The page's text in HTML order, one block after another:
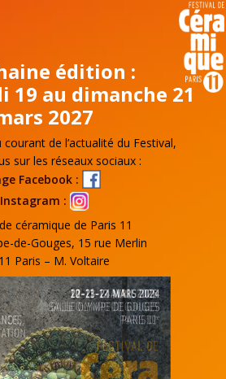
édition :
19 au dimanche 21
2027
de l’actualité du Festival,
sur les réseaux sociaux :
Facebook :
Instagram :
céramique de Paris 11
de-Gouges, 15 rue Merlin
Paris – M. Voltaire